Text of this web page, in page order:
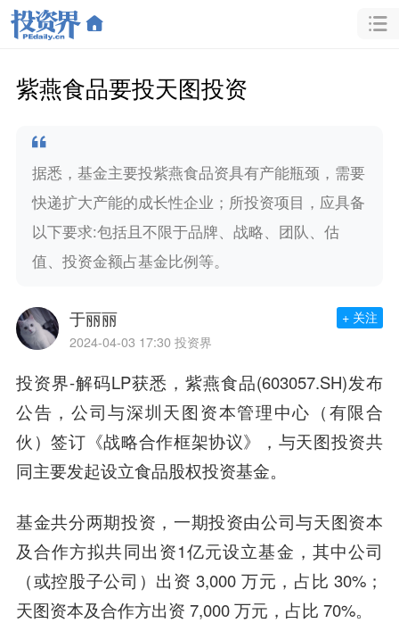
紫燕食品要投天图投资
据悉，基金主要投紫燕食品资具有产能瓶颈，需要
快递扩大产能的成长性企业；所投资项目，应具备
以下要求:包括且不限于品牌、战略、团队、估
值、投资金额占基金比例等。
于丽丽
2024-04-03 17:30 投资界
+ 关注
投资界-解码LP获悉，紫燕食品(603057.SH)发布
公告，公司与深圳天图资本管理中心（有限合
伙）签订《战略合作框架协议》，与天图投资共
同主要发起设立食品股权投资基金。
基金共分两期投资，一期投资由公司与天图资本
及合作方拟共同出资1亿元设立基金，其中公司
（或控股子公司）出资 3,000 万元，占比 30%；
天图资本及合作方出资 7,000 万元，占比 70%。